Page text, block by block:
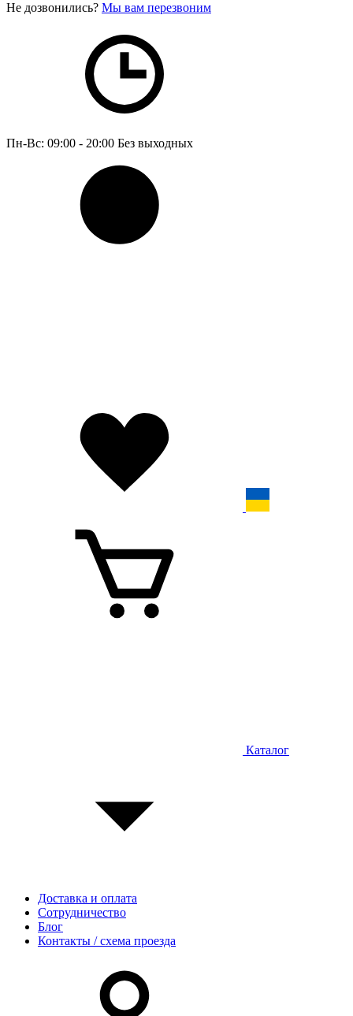
Не дозвонились? Мы вам перезвоним
Пн-Вс: 09:00 - 20:00 Без выходных
Каталог
Доставка и оплата
Сотрудничество
Блог
Контакты / схема проезда